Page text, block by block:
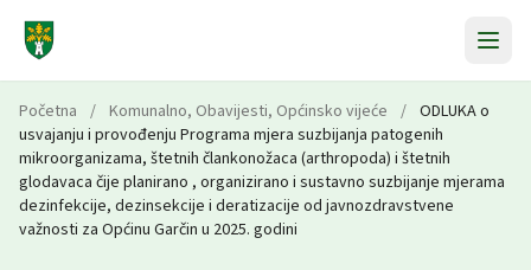
Početna / Komunalno, Obavijesti, Općinsko vijeće / ODLUKA o
usvajanju i provođenju Programa mjera suzbijanja patogenih
mikroorganizama, štetnih člankonožaca (arthropoda) i štetnih
glodavaca čije planirano , organizirano i sustavno suzbijanje mjerama
dezinfekcije, dezinsekcije i deratizacije od javnozdravstvene
važnosti za Općinu Garčin u 2025. godini